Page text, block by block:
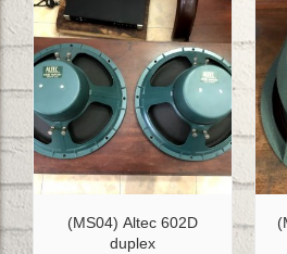
(MS04) Altec 602D
duplex